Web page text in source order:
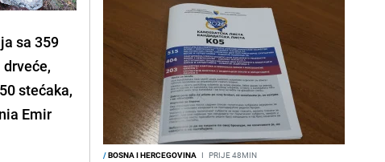
sa 359
stećaka,
Emir
/BOSNA I HERCEGOVINA I PRIJE 48MIN